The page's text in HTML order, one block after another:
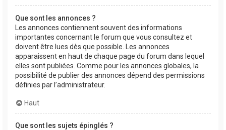
Que sont les annonces ?
Les annonces contiennent souvent des informations
importantes concernant le forum que vous consultez et
doivent être lues dès que possible. Les annonces
apparaissent en haut de chaque page du forum dans lequel
elles sont publiées. Comme pour les annonces globales, la
possibilité de publier des annonces dépend des permissions
définies par l’administrateur.
Haut
Que sont les sujets épinglés ?